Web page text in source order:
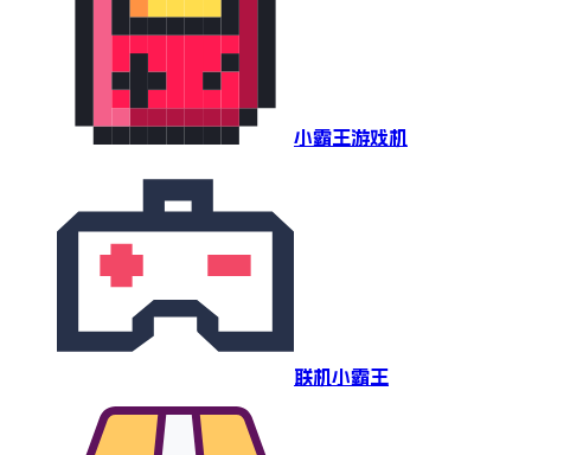
小霸王游戏机
联机小霸王